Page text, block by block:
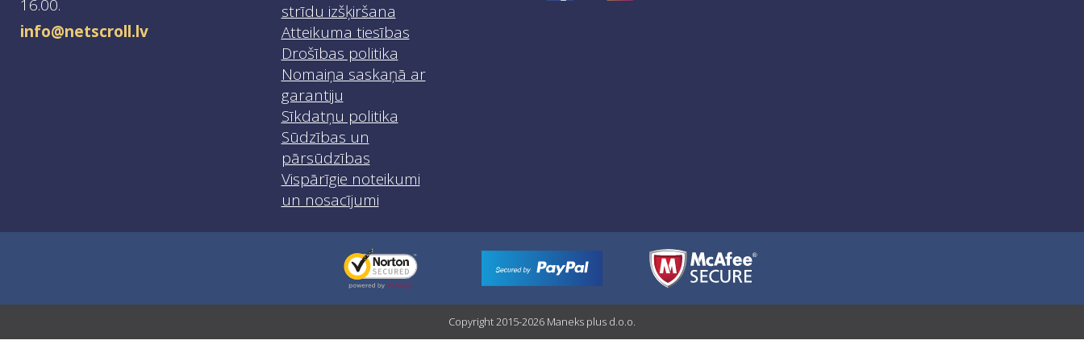
16.00.
info@netscroll.lv
strīdu izšķiršana
Atteikuma tiesības
Drošības politika
Nomaiņa saskaņā ar
garantiju
Sīkdatņu politika
Sūdzības un
pārsūdzības
Vispārīgie noteikumi
un nosacījumi
Copyright 2015-2026 Maneks plus d.o.o.